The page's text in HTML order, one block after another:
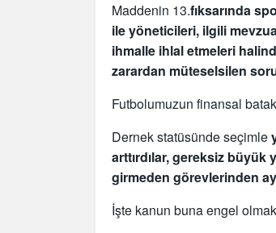
Maddenin 13.fıksarında
ile yöneticileri, ilgili
ihmalle ihlal etmeleri
zarardan müteselsilen
Futbolumuzun finansal
Dernek statüsünde seçimle
arttırdılar, gereksiz
girmeden görevlerinden
İşte kanun buna engel